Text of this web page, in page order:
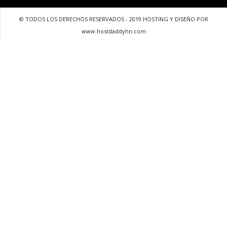
© TODOS LOS DERECHOS RESERVADOS - 2019 HOSTING Y DISEÑO POR
www.hostdaddyhn.com